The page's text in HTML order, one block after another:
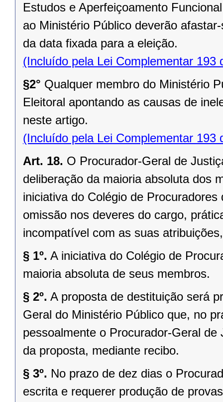
Estudos e Aperfeiçoamento
ao Ministério Público deverão
da data fixada para a eleição.
(Incluído pela Lei Complementar 193
§2° Qualquer membro do Ministério
Eleitoral apontando as causas de
neste artigo.
(Incluído pela Lei Complementar 193
Art. 18. O Procurador-Geral de
deliberação da maioria absoluta dos
iniciativa do Colégio de
omissão nos deveres do cargo,
incompatível com as suas
§ 1º. A iniciativa do Colégio de
maioria absoluta de seus membros.
§ 2º. A proposta de destituição será
Geral do Ministério Público que, no
pessoalmente o Procurador-Geral
da proposta, mediante recibo.
§ 3º. No prazo de dez dias o
escrita e requerer produção de